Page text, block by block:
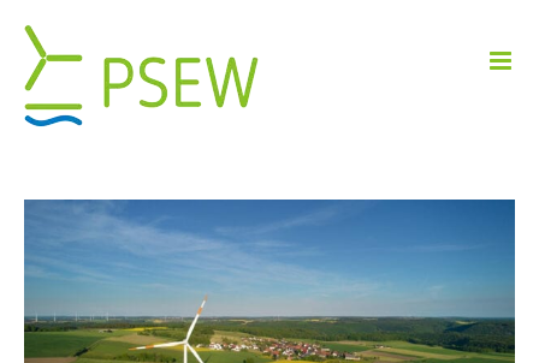
zawartości